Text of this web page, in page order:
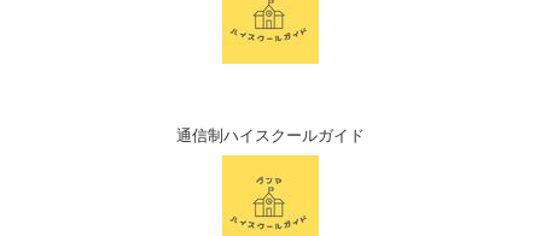
通信制ハイスクールガイド